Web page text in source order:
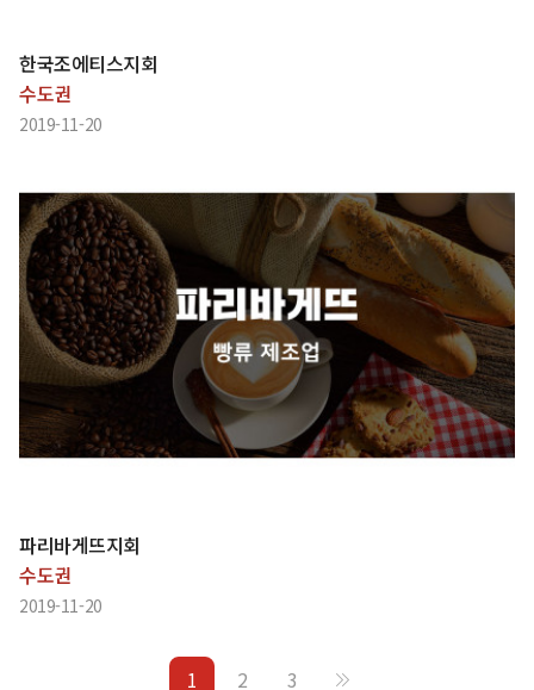
한국조에티스지회
수도권
2019-11-20
파리바게뜨지회
수도권
2019-11-20
1 2 3